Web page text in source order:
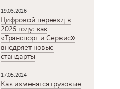
19.03.2026
Цифровой переезд в
2026 году: как
«Транспорт и Сервис»
внедряет новые
стандарты
17.05.2024
Как изменятся грузовые